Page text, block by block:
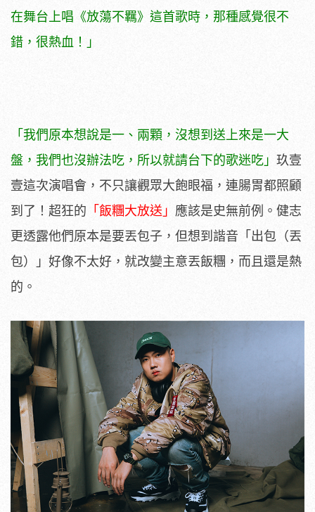
在舞台上唱《放蕩不羈》這首歌時，那種感覺很不
錯，很熱血！」
「我們原本想說是一、兩顆，沒想到送上來是一大
盤，我們也沒辦法吃，所以就請台下的歌迷吃」 玖壹
壹這次演唱會，不只讓觀眾大飽眼福，連腸胃都照顧
到了！超狂的 「飯糰大放送」 應該是史無前例。健志
更透露他們原本是要丟包子，但想到諧音「出包（丟
包）」好像不太好，就改變主意丟飯糰，而且還是熱
的。